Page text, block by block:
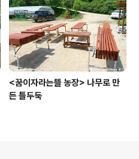
<꿈이자라는뜰 농장> 나무로 만
든 틀두둑